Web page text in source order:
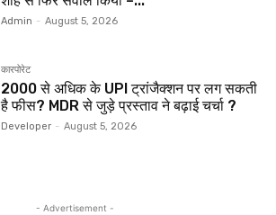
Admin - August 5, 2026
कारपोरेट
₹2000 से अधिक के UPI ट्रांजैक्शन पर लग सकती
है फीस? MDR से जुड़े प्रस्ताव ने बढ़ाई चर्चा ?
Developer - August 5, 2026
- Advertisement -